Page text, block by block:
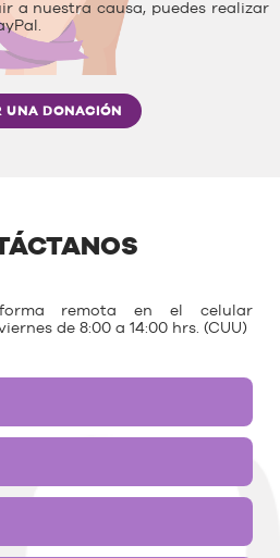
a nuestra causa, puedes realizar
UNA DONACIÓN
forma remota en el celular
de 8:00 a 14:00 hrs. (CUU)